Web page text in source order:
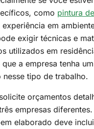
como pintura
experiência em
exigir técnicas e
utilizados em
a empresa tenha
tipo de trabalho.
orçamentos
empresas diferentes.
elaborado deve